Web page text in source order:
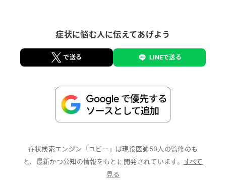
症状に悩む人に伝えてあげよう
で送る LINEで送る
症状検索エンジン「ユビー」は現役医師50人の監修のも
と、最新かつ公知の情報をもとに開発されています。 すべて
見る